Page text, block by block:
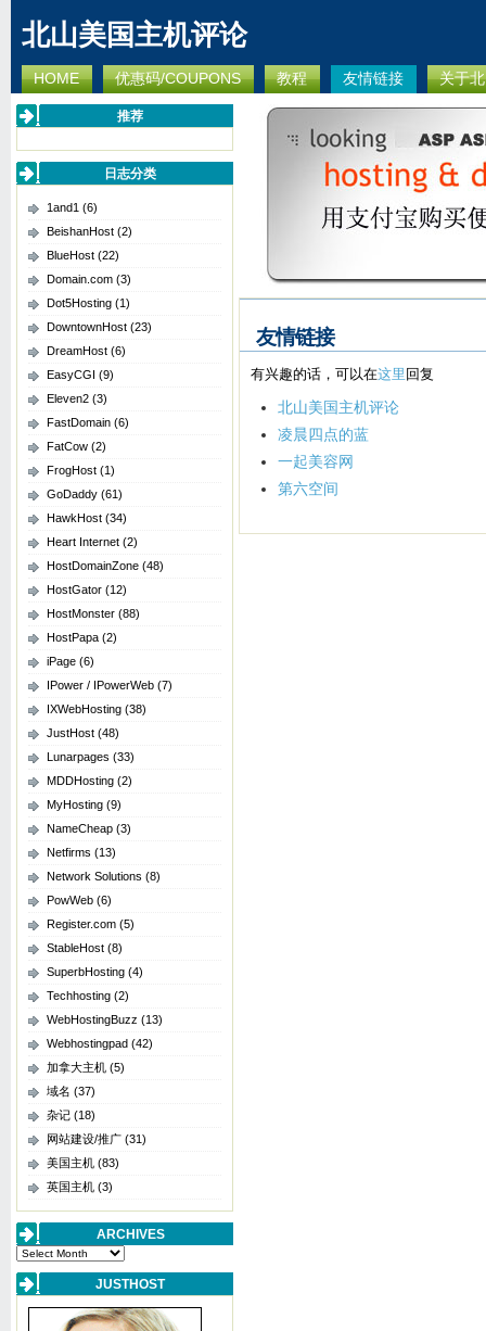
北山美国主机评论
HOME 优惠码/COUPONS 教程 友情链接 关于
推荐
日志分类
1and1 (6)
BeishanHost (2)
BlueHost (22)
Domain.com (3)
Dot5Hosting (1)
DowntownHost (23)
DreamHost (6)
EasyCGI (9)
Eleven2 (3)
FastDomain (6)
FatCow (2)
FrogHost (1)
GoDaddy (61)
HawkHost (34)
Heart Internet (2)
HostDomainZone (48)
HostGator (12)
HostMonster (88)
HostPapa (2)
iPage (6)
IPower / IPowerWeb (7)
IXWebHosting (38)
JustHost (48)
Lunarpages (33)
MDDHosting (2)
MyHosting (9)
NameCheap (3)
Netfirms (13)
Network Solutions (8)
PowWeb (6)
Register.com (5)
StableHost (8)
SuperbHosting (4)
Techhosting (2)
WebHostingBuzz (13)
Webhostingpad (42)
加拿大主机 (5)
域名 (37)
杂记 (18)
网站建设/推广 (31)
美国主机 (83)
英国主机 (3)
ARCHIVES
Archives
JUSTHOST
友情链接
有兴趣的话，可以在这里 回复
北山美国主机评论
凌晨四点的蓝
一起美容网
第六空间